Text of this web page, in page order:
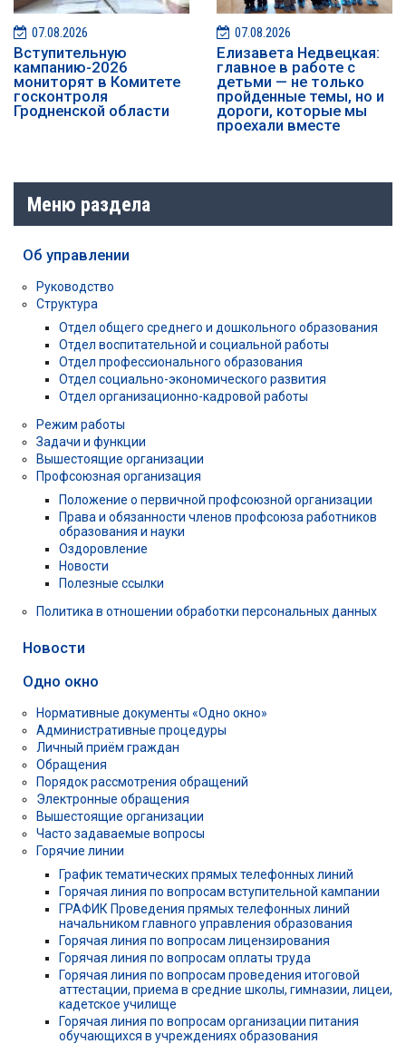
07.08.2026
️️Вступительную
кампанию-2026
мониторят в Комитете
госконтроля
Гродненской области
07.08.2026
Елизавета Недвецкая:
главное в работе с
детьми — не только
пройденные темы, но и
дороги, которые мы
проехали вместе
Меню раздела
Об управлении
Руководство
Структура
Отдел общего среднего и дошкольного образования
Отдел воспитательной и социальной работы
Отдел профессионального образования
Отдел социально-экономического развития
Отдел организационно-кадровой работы
Режим работы
Задачи и функции
Вышестоящие организации
Профсоюзная организация
Положение о первичной профсоюзной организации
Права и обязанности членов профсоюза работников
образования и науки
Оздоровление
Новости
Полезные ссылки
Политика в отношении обработки персональных данных
Новости
Одно окно
Нормативные документы «Одно окно»
Административные процедуры
Личный приём граждан
Обращения
Порядок рассмотрения обращений
Электронные обращения
Вышестоящие организации
Часто задаваемые вопросы
Горячие линии
График тематических прямых телефонных линий
Горячая линия по вопросам вступительной кампании
ГРАФИК Проведения прямых телефонных линий
начальником главного управления образования
Горячая линия по вопросам лицензирования
Горячая линия по вопросам оплаты труда
Горячая линия по вопросам проведения итоговой
аттестации, приема в средние школы, гимназии, лицеи,
кадетское училище
Горячая линия по вопросам организации питания
обучающихся в учреждениях образования